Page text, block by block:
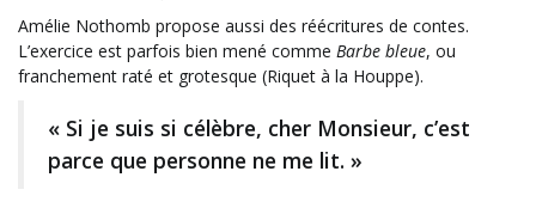
Amélie Nothomb propose aussi des réécritures de contes.
L’exercice est parfois bien mené comme Barbe bleue, ou
franchement raté et grotesque (Riquet à la Houppe).
« Si je suis si célèbre, cher Monsieur, c’est
parce que personne ne me lit. »